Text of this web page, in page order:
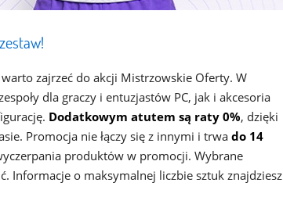
zajrzeć do akcji Mistrzowskie Oferty. W
dla graczy i entuzjastów PC, jak i akcesoria
Dodatkowym atutem są raty 0%, dzięki
Promocja nie łączy się z innymi i trwa do 14
produktów w promocji. Wybrane
Informacje o maksymalnej liczbie sztuk znajdziesz